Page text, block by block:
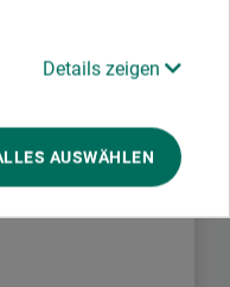
Details zeigen
AUSWÄHLEN
KG